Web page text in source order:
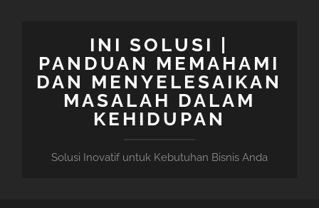
INI SOLUSI |
PANDUAN MEMAHAMI
DAN MENYELESAIKAN
MASALAH DALAM
KEHIDUPAN
Solusi Inovatif untuk Kebutuhan Bisnis Anda